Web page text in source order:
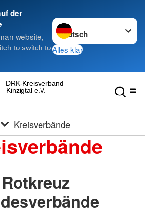
der
website,
to switch to
Sprache wechseln zu
Alles klar
Kinzigtal e.V.
DRK-Kreisverband
Kreisverbände
Rotkreuz